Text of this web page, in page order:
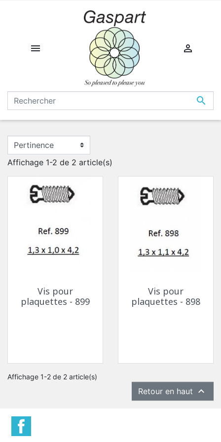



Affichage 1-2 de 2 article(s)
Vis pour
plaquettes - 899
Vis pour
plaquettes - 898
Affichage 1-2 de 2 article(s)
Retour en haut 